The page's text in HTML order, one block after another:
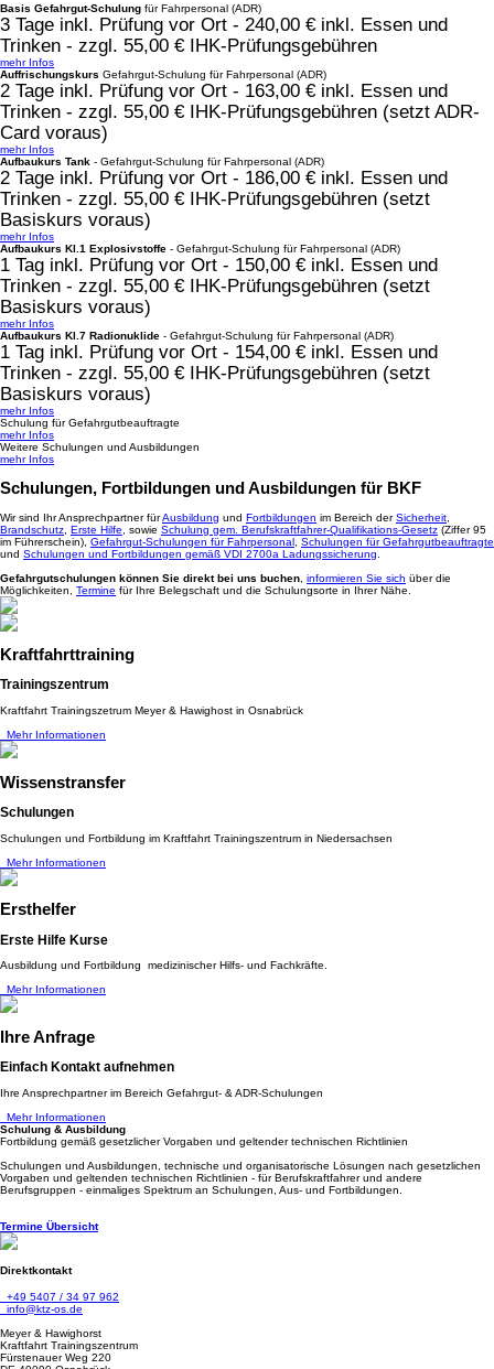
Basis Gefahrgut-Schulung für Fahrpersonal (ADR)
3 Tage inkl. Prüfung vor Ort - 240,00 € inkl. Essen und
Trinken - zzgl. 55,00 € IHK-Prüfungsgebühren
mehr Infos
Auffrischungskurs Gefahrgut-Schulung für Fahrpersonal (ADR)
2 Tage inkl. Prüfung vor Ort - 163,00 € inkl. Essen und
Trinken - zzgl. 55,00 € IHK-Prüfungsgebühren (setzt ADR-
Card voraus)
mehr Infos
Aufbaukurs Tank - Gefahrgut-Schulung für Fahrpersonal (ADR)
2 Tage inkl. Prüfung vor Ort - 186,00 € inkl. Essen und
Trinken - zzgl. 55,00 € IHK-Prüfungsgebühren (setzt
Basiskurs voraus)
mehr Infos
Aufbaukurs Kl.1 Explosivstoffe - Gefahrgut-Schulung für Fahrpersonal (ADR)
1 Tag inkl. Prüfung vor Ort - 150,00 € inkl. Essen und
Trinken - zzgl. 55,00 € IHK-Prüfungsgebühren (setzt
Basiskurs voraus)
mehr Infos
Aufbaukurs Kl.7 Radionuklide - Gefahrgut-Schulung für Fahrpersonal (ADR)
1 Tag inkl. Prüfung vor Ort - 154,00 € inkl. Essen und
Trinken - zzgl. 55,00 € IHK-Prüfungsgebühren (setzt
Basiskurs voraus)
mehr Infos
Schulung für Gefahrgutbeauftragte
mehr Infos
Weitere Schulungen und Ausbildungen
mehr Infos
Schulungen, Fortbildungen und Ausbildungen für BKF
Wir sind Ihr Ansprechpartner fürAusbildung und Fortbildungen im Bereich derSicherheit
Brandschutz Erste Hilfe , sowie Schulung gem. Berufskraftfahrer-Qualifikations-Gesetz (Ziffer 95
im Führerschein), Gefahrgut-Schulungen für Fahrpersonal Schulungen für Gefahrgutbeauftragte
und Schulungen und Fortbildungen gemäß VDI 2700a Ladungssicherung
Gefahrgutschulungen können Sie direkt bei uns buchen informieren Sie sich über die
Möglichkeiten, Termine für Ihre Belegschaft und die Schulungsorte in Ihrer Nähe.
Kraftfahrttraining
Trainingszentrum
Kraftfahrt Trainingszetrum Meyer & Hawighost in Osnabrück
Mehr Informationen
Wissenstransfer
Schulungen
Schulungen und Fortbildung im Kraftfahrt Trainingszentrum in Niedersachsen
Mehr Informationen
Ersthelfer
Erste Hilfe Kurse
Ausbildung und Fortbildung medizinischer Hilfs- und Fachkräfte.
Mehr Informationen
Ihre Anfrage
Einfach Kontakt aufnehmen
Ihre Ansprechpartner im Bereich Gefahrgut- & ADR-Schulungen
Mehr Informationen
Schulung & Ausbildung
Fortbildung gemäß gesetzlicher Vorgaben und geltender technischen Richtlinien
Schulungen und Ausbildungen, technische und organisatorische Lösungen nach gesetzlichen
Vorgaben und geltenden technischen Richtlinien - für Berufskraftfahrer und andere
Berufsgruppen - einmaliges Spektrum an Schulungen, Aus- und Fortbildungen.
Termine Übersicht
Direktkontakt
+49 5407 / 34 97 962
info@ktz-os.de
Meyer & Hawighorst
Kraftfahrt Trainingszentrum
Fürstenauer Weg 220